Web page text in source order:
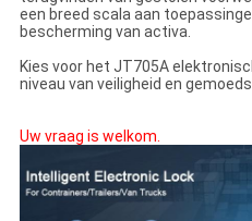
een breed scala aan
bescherming van activa.
Kies voor het JT705A
niveau van veiligheid en
Uw vraag is welkom.